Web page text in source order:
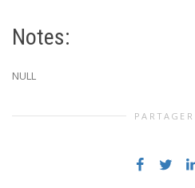
Notes:
NULL